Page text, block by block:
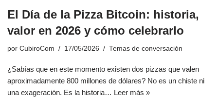
El Día de la Pizza Bitcoin: historia,
valor en 2026 y cómo celebrarlo
por CubiroCom 17/05/2026 Temas de conversación
¿Sabías que en este momento existen dos pizzas que valen
aproximadamente 800 millones de dólares? No es un chiste ni
una exageración. Es la historia… Leer más »